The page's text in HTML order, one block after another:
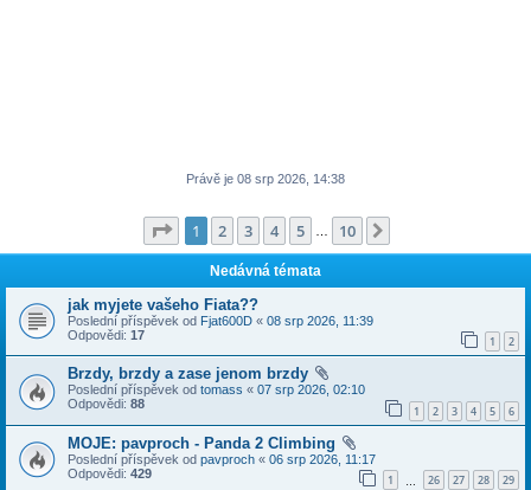
Právě je 08 srp 2026, 14:38
Stránka z 10
1 2 3 4 5 10
Nedávná témata
jak myjete vašeho Fiata??
Poslední příspěvek od Fjat600D « 08 srp 2026, 11:39
Odpovědi: 17 1 2
Brzdy, brzdy a zase jenom brzdy
Poslední příspěvek od tomass « 07 srp 2026, 02:10
Odpovědi: 88 1 2 3 4 5 6
MOJE: pavproch - Panda 2 Climbing
Poslední příspěvek od pavproch « 06 srp 2026, 11:17
Odpovědi: 429 1 26 27 28 29